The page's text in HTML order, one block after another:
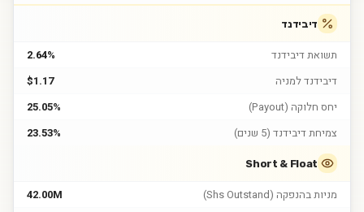
דיבידנד
תשואת דיבידנד
2.64%
דיבידנד למניה
$1.17
יחס חלוקה (Payout)
25.05%
צמיחת דיבידנד (5 שנים)
23.53%
Short & Float
מניות בהנפקה (Shs Outstand)
42.00M